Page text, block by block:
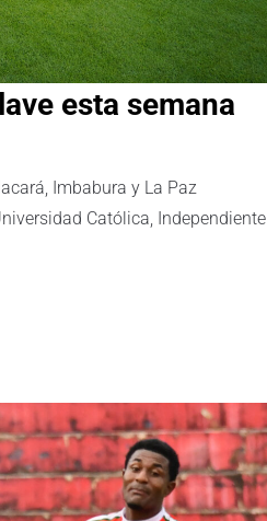
esta semana
Imbabura y La Paz
Católica, Independiente